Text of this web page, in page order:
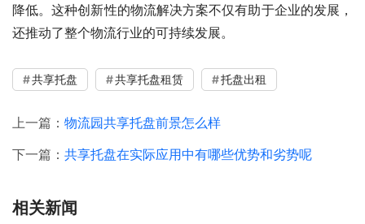
降低。这种创新性的物流解决方案不仅有助于企业的发展，
还推动了整个物流行业的可持续发展。
共享托盘 共享托盘租赁 托盘出租
上一篇： 物流园共享托盘前景怎么样
下一篇： 共享托盘在实际应用中有哪些优势和劣势呢
相关新闻